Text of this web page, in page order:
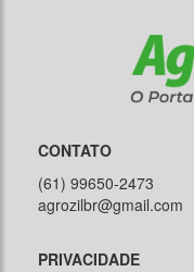
CONTATO
(61) 99650-2473
agrozilbr@gmail.com
PRIVACIDADE